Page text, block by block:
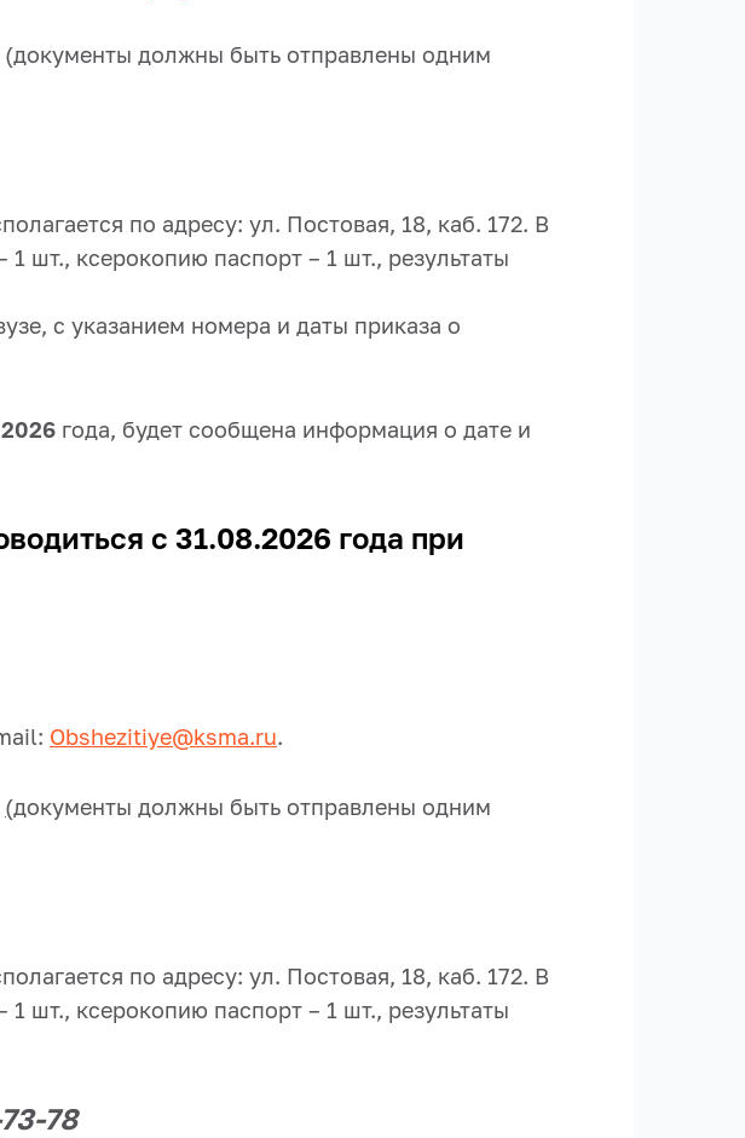
должны быть отправлены одним
по адресу: ул. Постовая, 18, каб. 172. В
шт., ксерокопию паспорт – 1 шт., результаты
с указанием номера и даты приказа о
года, будет сообщена информация о дате и
с 31.08.2026 года при
Obshezitiye@ksma.ru.
(документы должны быть отправлены одним
по адресу: ул. Постовая, 18, каб. 172. В
шт., ксерокопию паспорт – 1 шт., результаты
78